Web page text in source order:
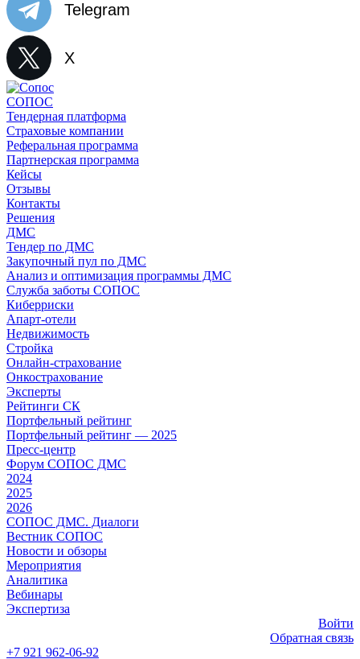
Telegram
X
СОПОС
Тендерная платформа
Страховые компании
Реферальная программа
Партнерская программа
Кейсы
Отзывы
Контакты
Решения
ДМС
Тендер по ДМС
Закупочный пул по ДМС
Анализ и оптимизация программы ДМС
Служба заботы СОПОС
Киберриски
Апарт-отели
Недвижимость
Стройка
Онлайн-страхование
Онкострахование
Эксперты
Рейтинги СК
Портфельный рейтинг
Портфельный рейтинг — 2025
Пресс-центр
Форум СОПОС ДМС
2024
2025
2026
СОПОС ДМС. Диалоги
Вестник СОПОС
Новости и обзоры
Мероприятия
Аналитика
Вебинары
Экспертиза
Войти
Обратная связь
+7 921 962-06-92